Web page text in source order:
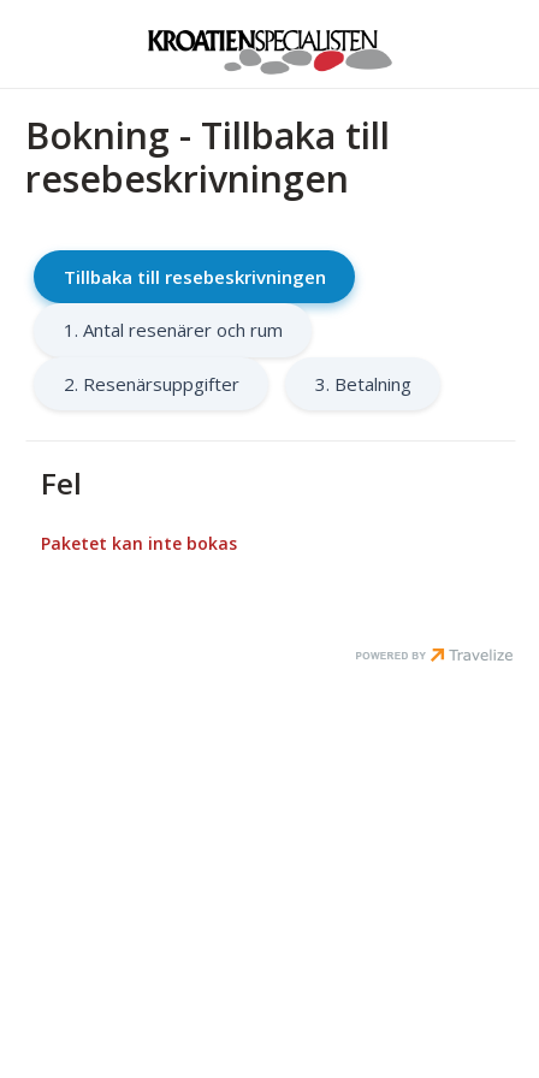
Bokning - Tillbaka till
resebeskrivningen
Tillbaka till resebeskrivningen
1. Antal resenärer och rum
2. Resenärsuppgifter 3. Betalning
Fel
Paketet kan inte bokas